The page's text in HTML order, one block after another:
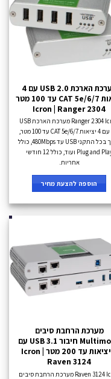
מערכת הארכת USB 2.0 עם 4
יציאות CAT 5e/6/7 עד 100 מטר
Icron | Ranger 2304
Ranger 2304 Icron מערכת הארכת USB
2.0 עם 4 יציאות CAT 5e/6/7 עד 100 מטר,
תומך בכל התקני USB עד 480Mbps, כולל
Plug and Play ועוד, כולל 12 חודשי
אחריות.
הוספה להצעת מחיר
מערכת הרחבת סיבים
Multimode חיבור USB 3.1 עם
4 יציאות עד 200 מטר Icron |
Raven 3124
Raven 3124 Icron מערכת הרחבת סיבים